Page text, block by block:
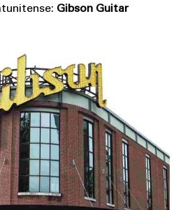
Gibson Guitar